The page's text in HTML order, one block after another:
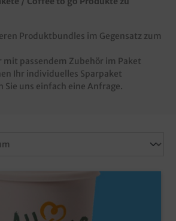
Produktbundles im Gegensatz zum
mit passendem Zubehör im Paket
Ihr individuelles Sparpaket
Sie uns einfach eine Anfrage.